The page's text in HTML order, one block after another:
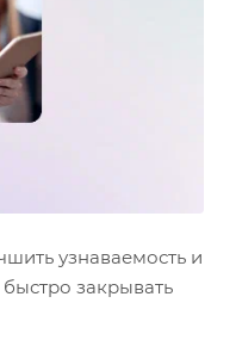
узнаваемость и
закрывать